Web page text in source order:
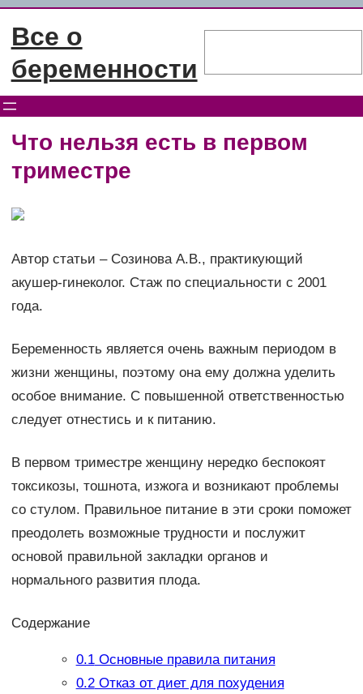
Перейти
содержимому
Все о
беременности
Что нельзя есть в первом
триместре
Автор статьи – Созинова А.В., практикующий
акушер-гинеколог. Стаж по специальности с 2001
года.
Беременность является очень важным периодом в
жизни женщины, поэтому она ему должна уделить
особое внимание. С повышенной ответственностью
следует отнестись и к питанию.
В первом триместре женщину нередко беспокоят
токсикозы, тошнота, изжога и возникают проблемы
со стулом. Правильное питание в эти сроки поможет
преодолеть возможные трудности и послужит
основой правильной закладки органов и
нормального развития плода.
Содержание
0.1Основные правила питания
0.2Отказ от диет для похудения